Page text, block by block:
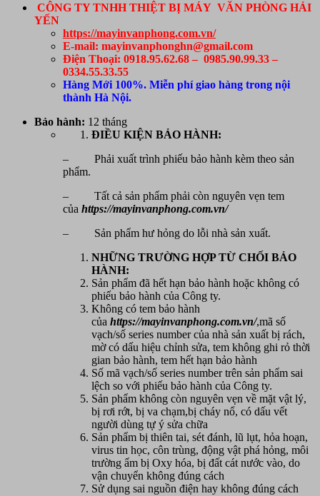
CÔNG TY TNHH THIỆT BỊ MÁY VĂN PHÒNG HẢI
YẾN
https://mayinvanphong.com.vn/
E-mail: mayinvanphonghn@gmail.com
Điện Thoại: 0918.95.62.68 – 0985.90.99.33 –
0334.55.33.55
Hàng Mới 100%. Miễn phí giao hàng trong nội
thành Hà Nội.
Bảo hành: 12 tháng
ĐIỀU KIỆN BẢO HÀNH:
– Phải xuất trình phiếu bảo hành kèm theo sản
phẩm.
– Tất cả sản phẩm phải còn nguyên vẹn tem
của https://mayinvanphong.com.vn/
– Sản phẩm hư hỏng do lỗi nhà sản xuất.
NHỮNG TRƯỜNG HỢP TỪ CHỐI BẢO
HÀNH:
Sản phẩm đã hết hạn bảo hành hoặc không có
phiếu bảo hành của Công ty.
Không có tem bảo hành
của https://mayinvanphong.com.vn/,mã số
vạch/số series number của nhà sản xuất bị rách,
mờ có dấu hiệu chỉnh sửa, tem không ghi rỏ thời
gian bảo hành, tem hết hạn bảo hành
Số mã vạch/số series number trên sản phẩm sai
lệch so với phiếu bảo hành của Công ty.
Sản phẩm không còn nguyên vẹn về mặt vật lý,
bị rơi rớt, bị va chạm,bị cháy nổ, có dấu vết
người dùng tự ý sửa chữa
Sản phẩm bị thiên tai, sét đánh, lũ lụt, hỏa hoạn,
virus tin học, côn trùng, động vật phá hỏng, môi
trường ẩm bị Oxy hóa, bị đất cát nước vào, do
vận chuyển không đúng cách
Sử dụng sai nguồn điện hay không đúng cách